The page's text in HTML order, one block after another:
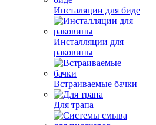
Инсталяции для биде
Инсталляции для
раковины
Встраиваемые бачки
Для трапа